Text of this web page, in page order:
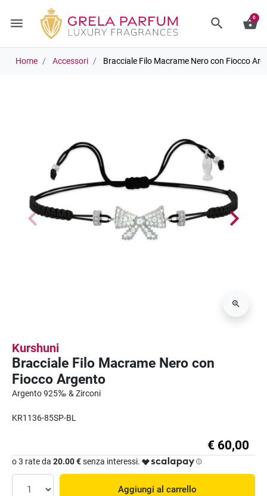
menu search shopping_basket
0
Home Accessori Bracciale Filo Macrame Nero con Fiocco
Kurshuni
Bracciale Filo Macrame Nero con
Fiocco Argento
Argento 925‰ & Zirconi
KR1136-85SP-BL
€ 60,00
o 3 rate da 20.00 €senza interessi.
Aggiungi al carrello